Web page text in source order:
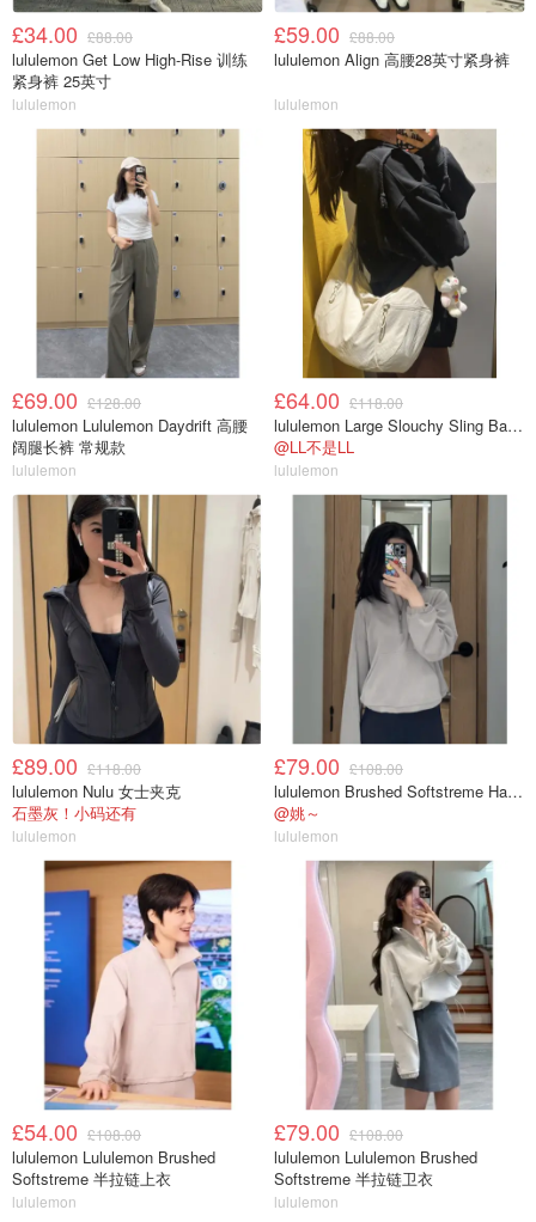
£34.00 £88.00
lululemon Get Low High-Rise 训练
紧身裤 25英寸
lululemon
£59.00 £88.00
lululemon Align 高腰28英寸紧身裤
lululemon
£69.00 £128.00
lululemon Lululemon Daydrift 高腰
阔腿长裤 常规款
lululemon
£64.00 £118.00
lululemon Large Slouchy Sling Bag 13L
@LL不是LL
lululemon
£89.00 £118.00
lululemon Nulu 女士夹克
石墨灰！小码还有
lululemon
£79.00 £108.00
lululemon Brushed Softstreme Half Zip 半拉链上衣
@姚～
lululemon
£54.00 £108.00
lululemon Lululemon Brushed
Softstreme 半拉链上衣
lululemon
£79.00 £108.00
lululemon Lululemon Brushed
Softstreme 半拉链卫衣
lululemon